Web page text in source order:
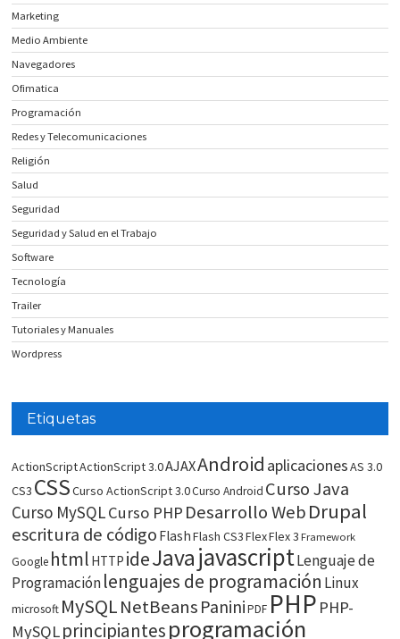
Marketing
Medio Ambiente
Navegadores
Ofimatica
Programación
Redes y Telecomunicaciones
Religión
Salud
Seguridad
Seguridad y Salud en el Trabajo
Software
Tecnología
Trailer
Tutoriales y Manuales
Wordpress
Etiquetas
ActionScriptActionScript 3.0AJAXAndroid aplicacionesAS 3.0
CS3 CSSCurso ActionScript 3.0Curso Android Curso Java
Curso MySQLCurso PHP Desarrollo WebDrupal
escritura de código FlashFlash CS3FlexFlex 3 Framework
Google html HTTP ideJavajavascriptLenguaje de
Programaciónlenguajes de programación Linux
microsoft MySQLNetBeans Panini PDF PHP PHP-
MySQLprincipiantesprogramación